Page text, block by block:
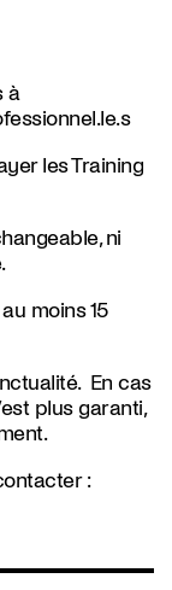
à
les Training
ni
moins 15
En cas
plus garanti,
: